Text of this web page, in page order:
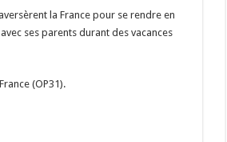
la France pour se rendre en
ses parents durant des vacances
(OP31).